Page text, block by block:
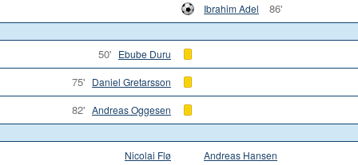
Ibrahim Adel 86'
50' Ebube Duru
75' Daniel Gretarsson
82' Andreas Oggesen
Nicolai Flø Andreas Hansen